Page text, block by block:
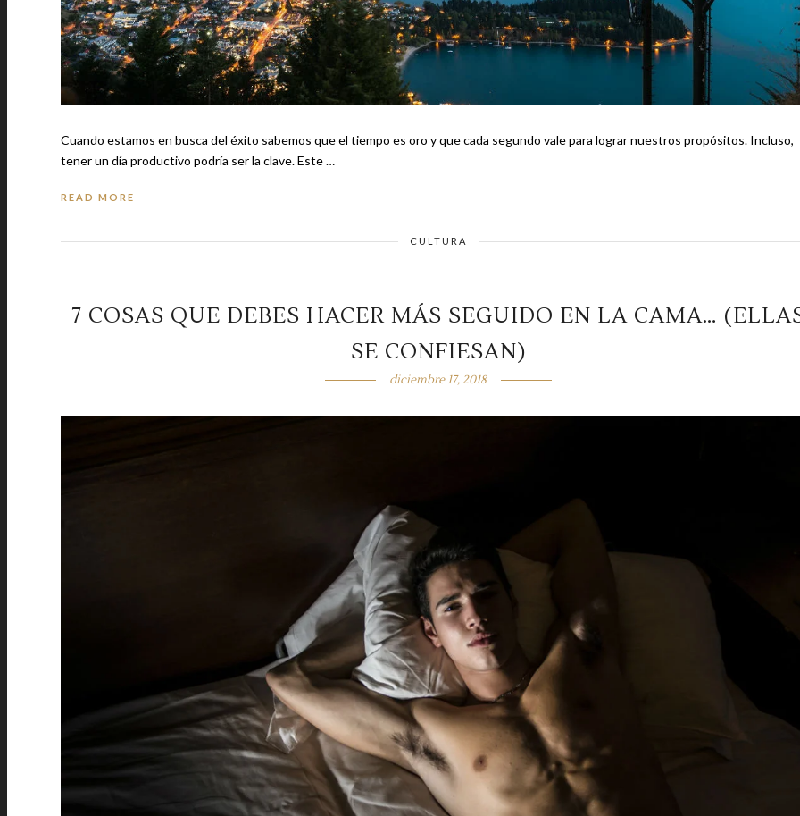
Cuando estamos en busca del éxito sabemos que el tiempo es oro y que cada segundo vale para lograr nuestros propósitos. Incluso,
tener un día productivo podría ser la clave. Este …
READ MORE
CULTURA
7 COSAS QUE DEBES HACER MÁS SEGUIDO EN LA CAMA…
SE CONFIESAN)
diciembre 17, 2018